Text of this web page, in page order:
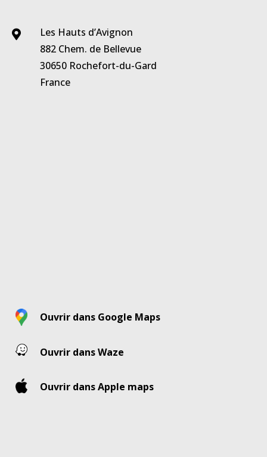

Les Hauts d’Avignon
882 Chem. de Bellevue
30650 Rochefort-du-Gard
France
Ouvrir dans Google Maps
Ouvrir dans Waze
Ouvrir dans Apple maps